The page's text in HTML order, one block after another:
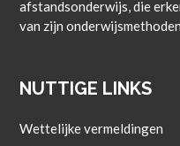
afstandsonderwijs, die
van zijn
NUTTIGE LINKS
Wettelijke vermeldingen